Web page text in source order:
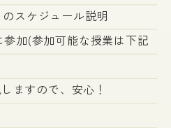
スケジュール説明
加(参加可能な授業は下記
ますので、安心！